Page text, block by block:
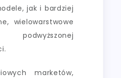
jak i bardziej
wielowarstwowe
marketów,